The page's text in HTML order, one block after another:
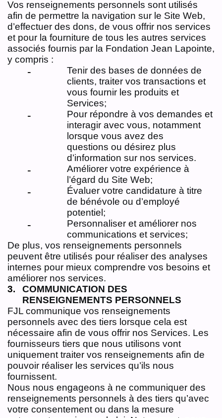
Vos renseignements personnels sont utilisés
afin de permettre la navigation sur le Site Web,
d’effectuer des dons, de vous offrir nos services
et pour la fourniture de tous les autres services
associés fournis par la Fondation Jean Lapointe,
y compris :
Tenir des bases de données de
clients, traiter vos transactions et
vous fournir les produits et
Services;
Pour répondre à vos demandes et
interagir avec vous, notamment
lorsque vous avez des
questions ou désirez plus
d’information sur nos services.
Améliorer votre expérience à
l’égard du Site Web;
Évaluer votre candidature à titre
de bénévole ou d’employé
potentiel;
Personnaliser et améliorer nos
communications et services;
De plus, vos renseignements personnels
peuvent être utilisés pour réaliser des analyses
internes pour mieux comprendre vos besoins et
améliorer nos services.
COMMUNICATION DES
RENSEIGNEMENTS PERSONNELS
FJL communique vos renseignements
personnels avec des tiers lorsque cela est
nécessaire afin de vous offrir nos Services. Les
fournisseurs tiers que nous utilisons vont
uniquement traiter vos renseignements afin de
pouvoir réaliser les services qu’ils nous
fournissent.
Nous nous engageons à ne communiquer des
renseignements personnels à des tiers qu’avec
votre consentement ou dans la mesure